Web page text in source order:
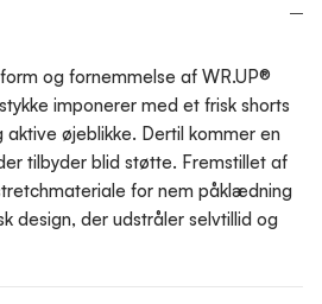
og fornemmelse af WR.UP®
imponerer med et frisk shorts
aktive øjeblikke. Dertil kommer en
tilbyder blid støtte. Fremstillet af
for nem påklædning
design, der udstråler selvtillid og